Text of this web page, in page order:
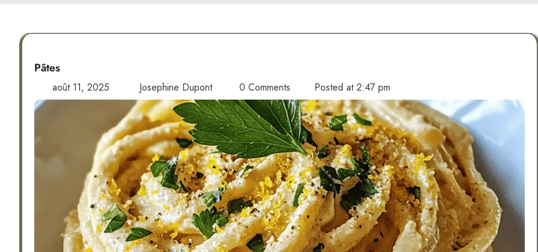
Pâtes
août 11, 2025 Josephine Dupont 0 Comments Posted at2:47 pm